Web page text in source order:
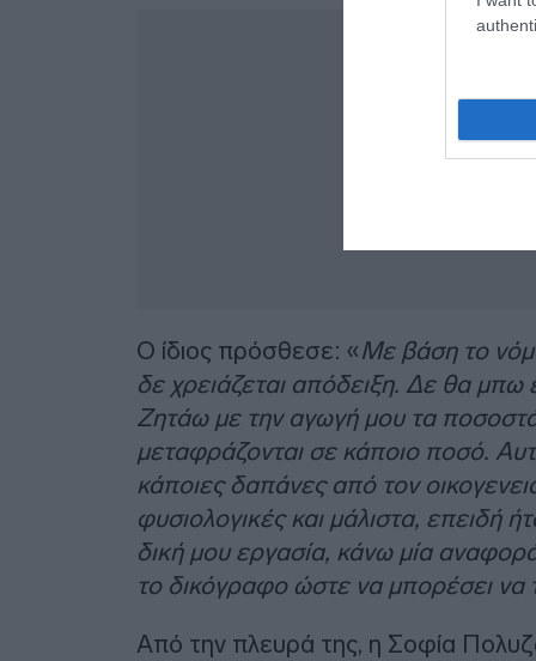
Ο ίδιος πρόσθεσε: «Με βάση το
δε χρειάζεται απόδειξη. Δε θα
Ζητάω με την αγωγή μου τα
μεταφράζονται σε κάποιο ποσό.
κάποιες δαπάνες από τον
φυσιολογικές και μάλιστα, επειδή
δική μου εργασία, κάνω μία
το δικόγραφο ώστε να μπορέσει να
Από την πλευρά της, η Σοφία